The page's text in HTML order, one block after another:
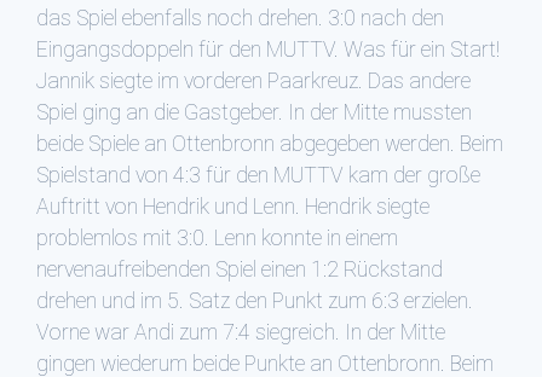
das Spiel ebenfalls noch drehen. 3:0 nach den
Eingangsdoppeln für den MUTTV. Was für ein Start!
Jannik siegte im vorderen Paarkreuz. Das andere
Spiel ging an die Gastgeber. In der Mitte mussten
beide Spiele an Ottenbronn abgegeben werden. Beim
Spielstand von 4:3 für den MUTTV kam der große
Auftritt von Hendrik und Lenn. Hendrik siegte
problemlos mit 3:0. Lenn konnte in einem
nervenaufreibenden Spiel einen 1:2 Rückstand
drehen und im 5. Satz den Punkt zum 6:3 erzielen.
Vorne war Andi zum 7:4 siegreich. In der Mitte
gingen wiederum beide Punkte an Ottenbronn. Beim